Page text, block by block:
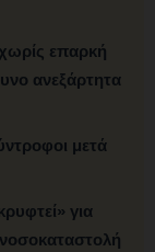
επαρκή
ανεξάρτητα
μετά
για